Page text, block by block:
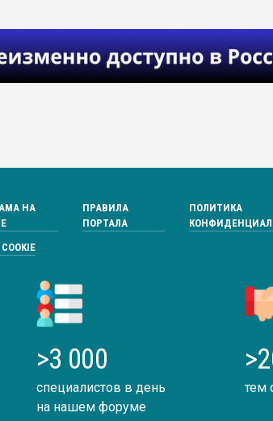
НА
ПРАВИЛА
ПОРТАЛА
ПОЛИТИКА
>3 000
специалистов в день
на нашем форуме
тем